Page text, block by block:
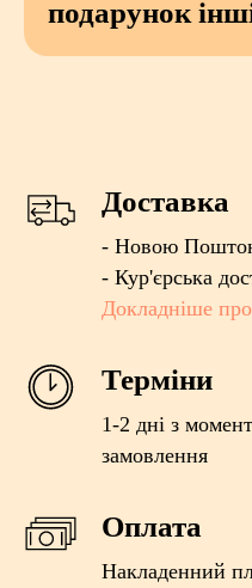
подарунок
Доставка
- Новою Поштою
- Кур'єрська
Докладніше
Терміни
1-2 дні з
замовлення
Оплата
Накладенний